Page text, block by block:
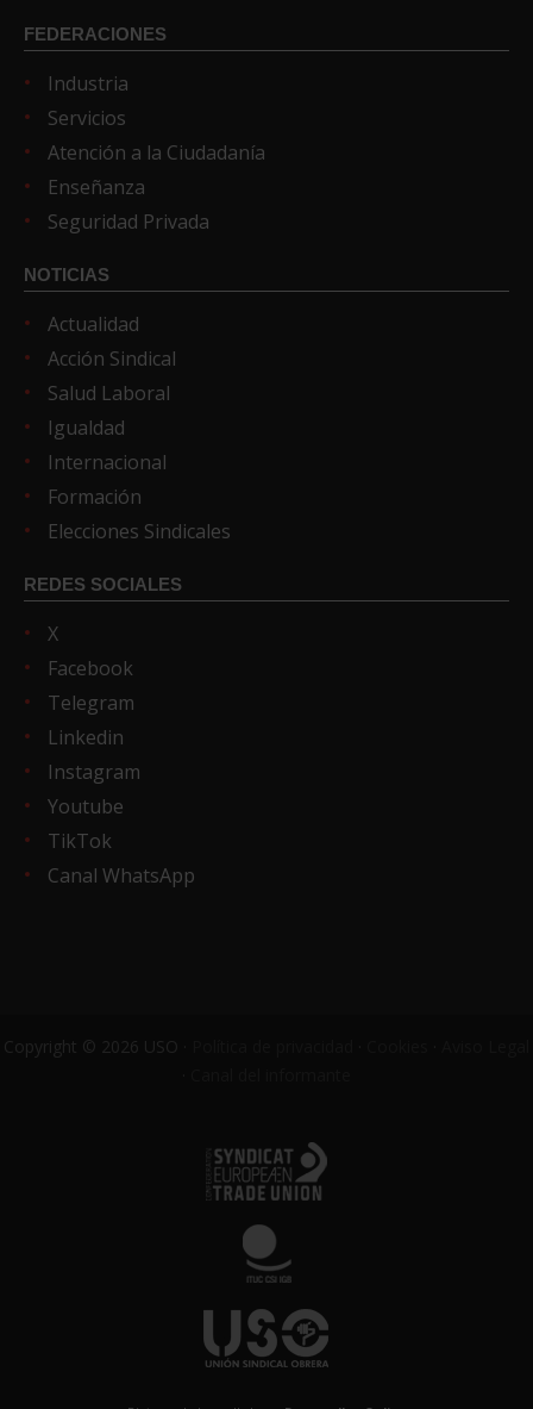
FEDERACIONES
Industria
Servicios
Atención a la Ciudadanía
Enseñanza
Seguridad Privada
NOTICIAS
Actualidad
Acción Sindical
Salud Laboral
Igualdad
Internacional
Formación
Elecciones Sindicales
REDES SOCIALES
X
Facebook
Telegram
Linkedin
Instagram
Youtube
TikTok
Canal WhatsApp
Copyright © 2026 USO ·